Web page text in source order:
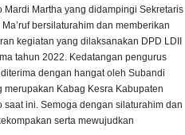
Mardi Martha yang didampingi Sekretaris
Ma’ruf bersilaturahim dan memberikan
kegiatan yang dilaksanakan DPD LDII
tahun 2022. Kedatangan pengurus
diterima dengan hangat oleh Subandi
merupakan Kabag Kesra Kabupaten
saat ini. Semoga dengan silaturahim dan
serta mewujudkan